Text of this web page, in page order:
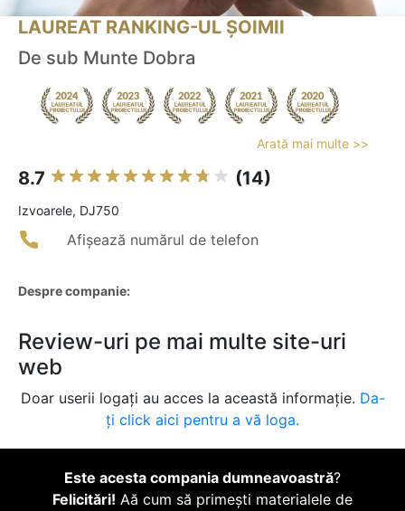
LAUREAT RANKING-UL ȘOIMII
De sub Munte Dobra
Arată mai multe >>
8.7 (14)
Izvoarele, DJ750
Afișează numărul de telefon
Despre companie:
Review-uri pe mai multe site-uri
web
Doar userii logați au acces la această informație. Da-
ți click aici pentru a vă loga.
Este acesta compania dumneavoastră?
Felicitări! Aă cum să primești materialele de